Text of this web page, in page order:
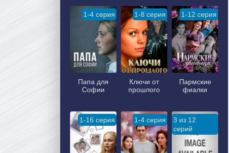
1-4 серия
Папа для
Софии
1-8 серия
Ключи от
прошлого
1-12 серия
Пармские
фиалки
1-16 серия 1-4 серия
3 из 12
серий